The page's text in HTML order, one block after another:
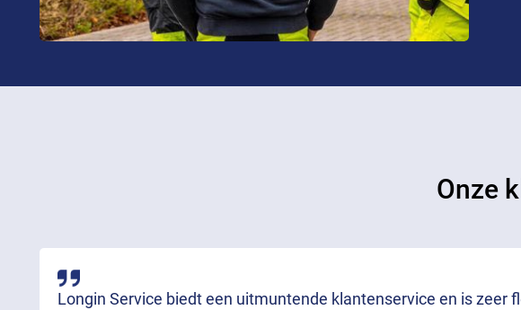
Onze
Longin Service biedt een uitmuntende klantenservice en is zeer